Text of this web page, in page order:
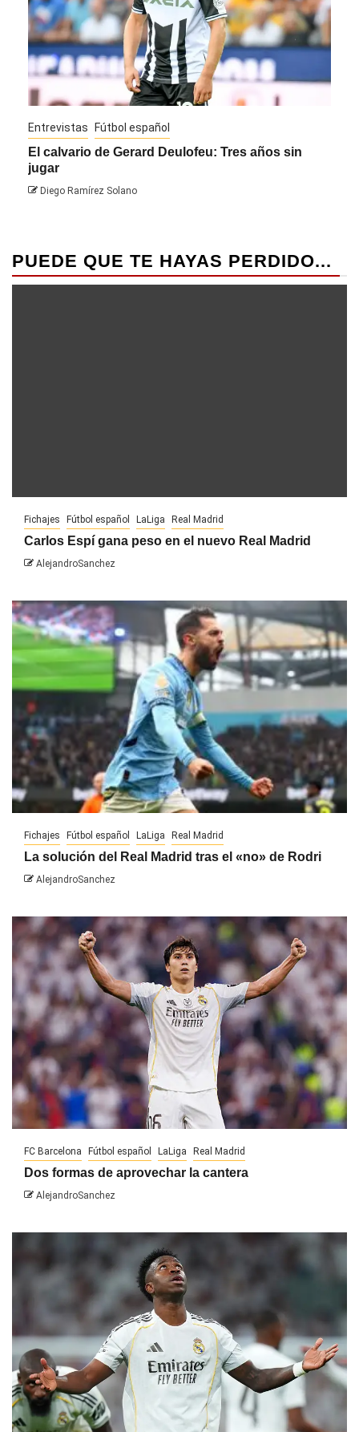
Entrevistas Fútbol español
El calvario de Gerard Deulofeu: Tres años sin
jugar
Diego Ramírez Solano
PUEDE QUE TE HAYAS PERDIDO...
Fichajes Fútbol español LaLiga Real Madrid
Carlos Espí gana peso en el nuevo Real Madrid
AlejandroSanchez
Fichajes Fútbol español LaLiga Real Madrid
La solución del Real Madrid tras el «no» de Rodri
AlejandroSanchez
FC Barcelona Fútbol español LaLiga Real Madrid
Dos formas de aprovechar la cantera
AlejandroSanchez